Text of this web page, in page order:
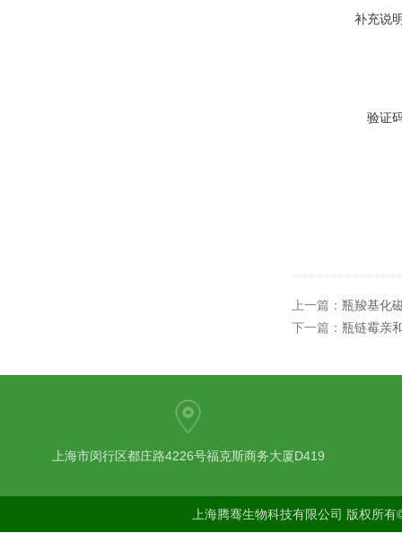
补充说
验证
上一篇： 瓶羧基化
下一篇： 瓶链霉亲
上海市闵行区都庄路4226号福克斯商务大厦D419
上海腾骞生物科技有限公司 版权所